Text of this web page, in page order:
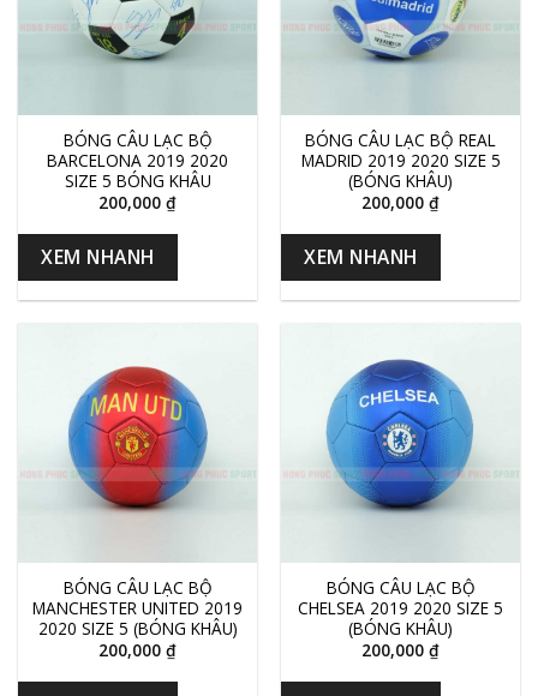
BÓNG CÂU LẠC BỘ
BARCELONA 2019 2020
SIZE 5 BÓNG KHÂU
200,000 ₫
XEM NHANH
BÓNG CÂU LẠC BỘ REAL
MADRID 2019 2020 SIZE 5
(BÓNG KHÂU)
200,000 ₫
XEM NHANH
BÓNG CÂU LẠC BỘ
MANCHESTER UNITED 2019
2020 SIZE 5 (BÓNG KHÂU)
200,000 ₫
BÓNG CÂU LẠC BỘ
CHELSEA 2019 2020 SIZE 5
(BÓNG KHÂU)
200,000 ₫